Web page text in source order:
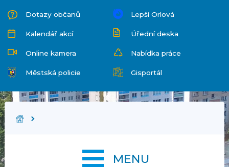
Dotazy občanů Lepší Orlová
Kalendář akcí Úřední deska
Online kamera Nabídka práce
Městská policie Gisportál
MENU